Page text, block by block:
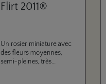
Flirt 2011®
Un rosier miniature avec
des fleurs moyennes,
semi-pleines, très